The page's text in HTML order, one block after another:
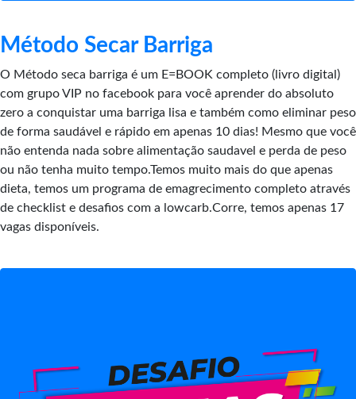
Método Secar Barriga
O Método seca barriga é um E=BOOK completo (livro digital)
com grupo VIP no facebook para você aprender do absoluto
zero a conquistar uma barriga lisa e também como eliminar peso
de forma saudável e rápido em apenas 10 dias! Mesmo que você
não entenda nada sobre alimentação saudavel e perda de peso
ou não tenha muito tempo.Temos muito mais do que apenas
dieta, temos um programa de emagrecimento completo através
de checklist e desafios com a lowcarb.Corre, temos apenas 17
vagas disponíveis.